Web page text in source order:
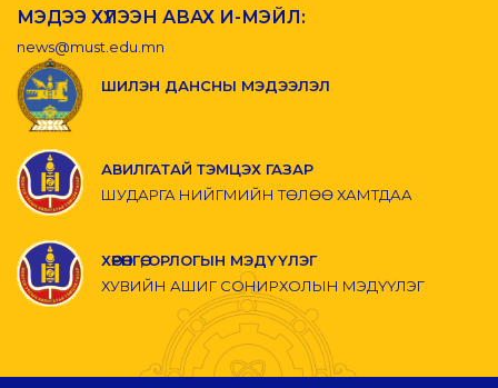
МЭДЭЭ ХҮЛЭЭН АВАХ И-МЭЙЛ:
news@must.edu.mn
ШИЛЭН ДАНСНЫ МЭДЭЭЛЭЛ
АВИЛГАТАЙ ТЭМЦЭХ ГАЗАР
ШУДАРГА НИЙГМИЙН ТӨЛӨӨ ХАМТДАА
ХӨРӨНГӨ, ОРЛОГЫН МЭДҮҮЛЭГ
ХУВИЙН АШИГ СОНИРХОЛЫН МЭДҮҮЛЭГ